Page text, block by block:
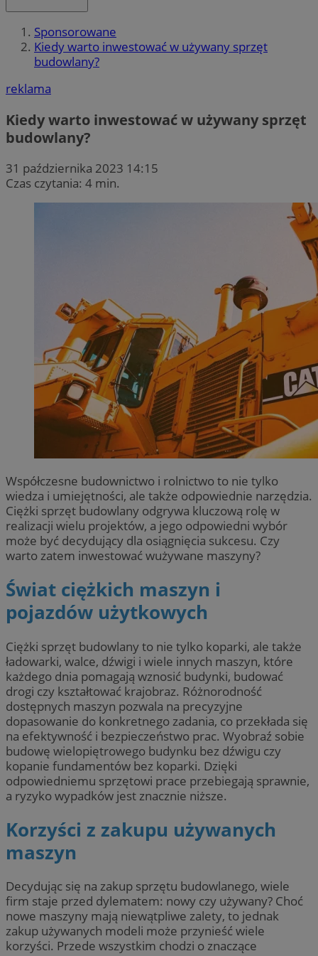
Sponsorowane
Kiedy warto inwestować w używany sprzęt
budowlany?
reklama
Kiedy warto inwestować w używany sprzęt
budowlany?
31 października 2023 14:15
Czas czytania: 4 min.
Współczesne budownictwo i rolnictwo to nie tylko
wiedza i umiejętności, ale także odpowiednie narzędzia.
Ciężki sprzęt budowlany odgrywa kluczową rolę w
realizacji wielu projektów, a jego odpowiedni wybór
może być decydujący dla osiągnięcia sukcesu. Czy
warto zatem inwestować wużywane maszyny?
Świat ciężkich maszyn i
pojazdów użytkowych
Ciężki sprzęt budowlany to nie tylko koparki, ale także
ładowarki, walce, dźwigi i wiele innych maszyn, które
każdego dnia pomagają wznosić budynki, budować
drogi czy kształtować krajobraz. Różnorodność
dostępnych maszyn pozwala na precyzyjne
dopasowanie do konkretnego zadania, co przekłada się
na efektywność i bezpieczeństwo prac. Wyobraź sobie
budowę wielopiętrowego budynku bez dźwigu czy
kopanie fundamentów bez koparki. Dzięki
odpowiedniemu sprzętowi prace przebiegają sprawnie,
a ryzyko wypadków jest znacznie niższe.
Korzyści z zakupu używanych
maszyn
Decydując się na zakup sprzętu budowlanego, wiele
firm staje przed dylematem: nowy czy używany? Choć
nowe maszyny mają niewątpliwe zalety, to jednak
zakup używanych modeli może przynieść wiele
korzyści. Przede wszystkim chodzi o znaczące